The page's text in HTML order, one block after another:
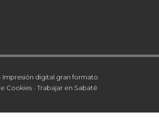
Impresión digital gran formato
Cookies - Trabajar en Sabaté